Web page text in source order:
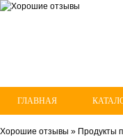
ГЛАВНАЯ
Хорошие отзывы » Продукты